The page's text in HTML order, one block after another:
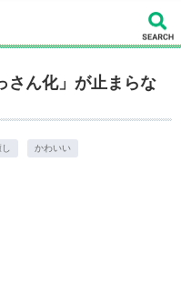
ん化」が止まらな
かわいい